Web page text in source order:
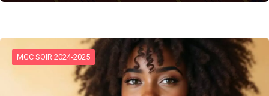
MGC SOIR 2024-2025